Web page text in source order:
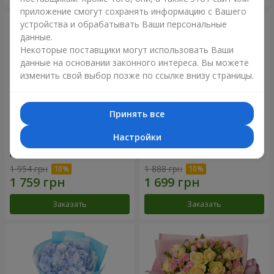
Композиция "Нежное
прикосновение"
1 954 грн
Заказать
Букет "Розовый вкус
1 888 грн
Заказать
приложение смогут сохранять информацию с Вашего
устройства и обрабатывать Ваши персональные
данные.
Некоторые поставщики могут использовать Ваши
данные на основании законного интереса. Вы можете
изменить свой выбор позже по ссылке внизу страницы.
Принять все
Настройки